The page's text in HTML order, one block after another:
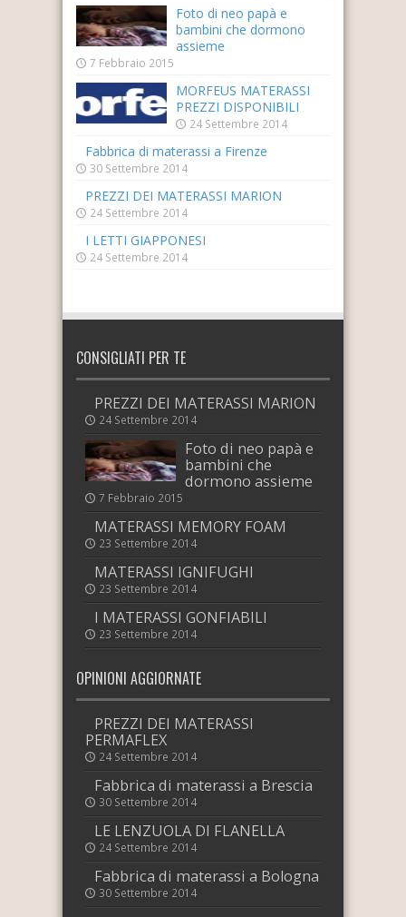
Foto di neo papà e
bambini che dormono
assieme
7 Febbraio 2015
MORFEUS MATERASSI
PREZZI DISPONIBILI
24 Settembre 2014
Fabbrica di materassi a Firenze
30 Settembre 2014
PREZZI DEI MATERASSI MARION
24 Settembre 2014
I LETTI GIAPPONESI
24 Settembre 2014
CONSIGLIATI PER TE
PREZZI DEI MATERASSI MARION
24 Settembre 2014
Foto di neo papà e
bambini che
dormono assieme
7 Febbraio 2015
MATERASSI MEMORY FOAM
23 Settembre 2014
MATERASSI IGNIFUGHI
23 Settembre 2014
I MATERASSI GONFIABILI
23 Settembre 2014
OPINIONI AGGIORNATE
PREZZI DEI MATERASSI
PERMAFLEX
24 Settembre 2014
Fabbrica di materassi a Brescia
30 Settembre 2014
LE LENZUOLA DI FLANELLA
24 Settembre 2014
Fabbrica di materassi a Bologna
30 Settembre 2014